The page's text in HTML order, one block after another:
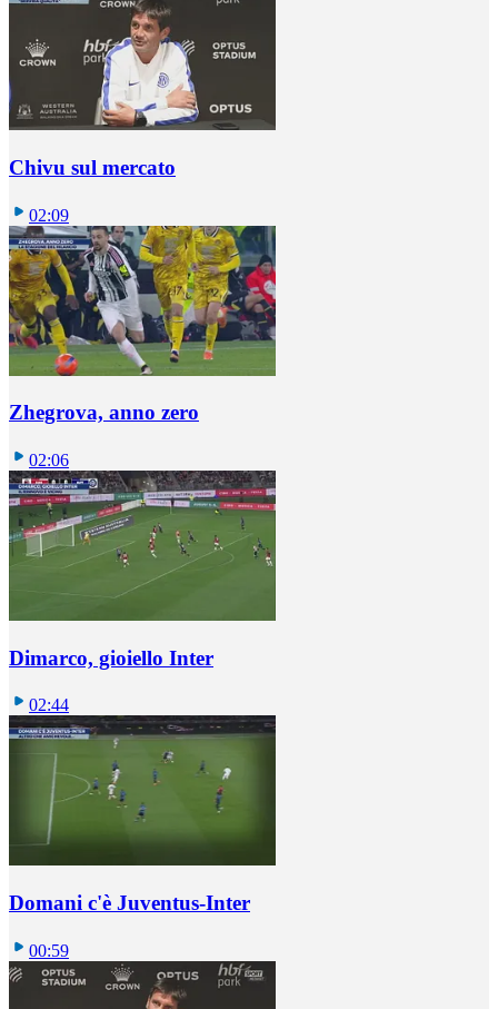
Chivu sul mercato
02:09
Zhegrova, anno zero
02:06
Dimarco, gioiello Inter
02:44
Domani c'è Juventus-Inter
00:59